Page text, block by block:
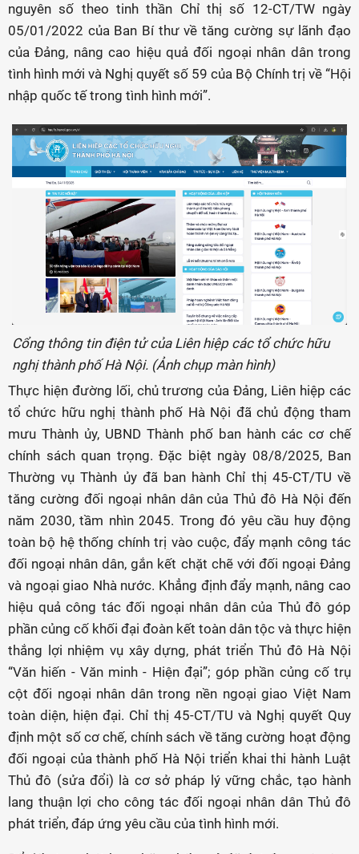
nguyên số theo tinh thần Chỉ thị số 12-CT/TW ngày
05/01/2022 của Ban Bí thư về tăng cường sự lãnh đạo
của Đảng, nâng cao hiệu quả đối ngoại nhân dân trong
tình hình mới và Nghị quyết số 59 của Bộ Chính trị về “Hội
nhập quốc tế trong tình hình mới”.
Cổng thông tin điện tử của Liên hiệp các tổ chức hữu
nghị thành phố Hà Nội. (Ảnh chụp màn hình)
Thực hiện đường lối, chủ trương của Đảng, Liên hiệp các
tổ chức hữu nghị thành phố Hà Nội đã chủ động tham
mưu Thành ủy, UBND Thành phố ban hành các cơ chế
chính sách quan trọng. Đặc biệt ngày 08/8/2025, Ban
Thường vụ Thành ủy đã ban hành Chỉ thị 45-CT/TU về
tăng cường đối ngoại nhân dân của Thủ đô Hà Nội đến
năm 2030, tầm nhìn 2045. Trong đó yêu cầu huy động
toàn bộ hệ thống chính trị vào cuộc, đẩy mạnh công tác
đối ngoại nhân dân, gắn kết chặt chẽ với đối ngoại Đảng
và ngoại giao Nhà nước. Khẳng định đẩy mạnh, nâng cao
hiệu quả công tác đối ngoại nhân dân của Thủ đô góp
phần củng cố khối đại đoàn kết toàn dân tộc và thực hiện
thắng lợi nhiệm vụ xây dựng, phát triển Thủ đô Hà Nội
“Văn hiến - Văn minh - Hiện đại”; góp phần củng cố trụ
cột đối ngoại nhân dân trong nền ngoại giao Việt Nam
toàn diện, hiện đại. Chỉ thị 45-CT/TU và Nghị quyết Quy
định một số cơ chế, chính sách về tăng cường hoạt động
đối ngoại của thành phố Hà Nội triển khai thi hành Luật
Thủ đô (sửa đổi) là cơ sở pháp lý vững chắc, tạo hành
lang thuận lợi cho công tác đối ngoại nhân dân Thủ đô
phát triển, đáp ứng yêu cầu của tình hình mới.